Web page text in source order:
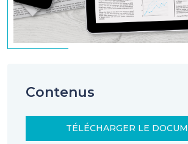
Contenus
TÉLÉCHARGER LE